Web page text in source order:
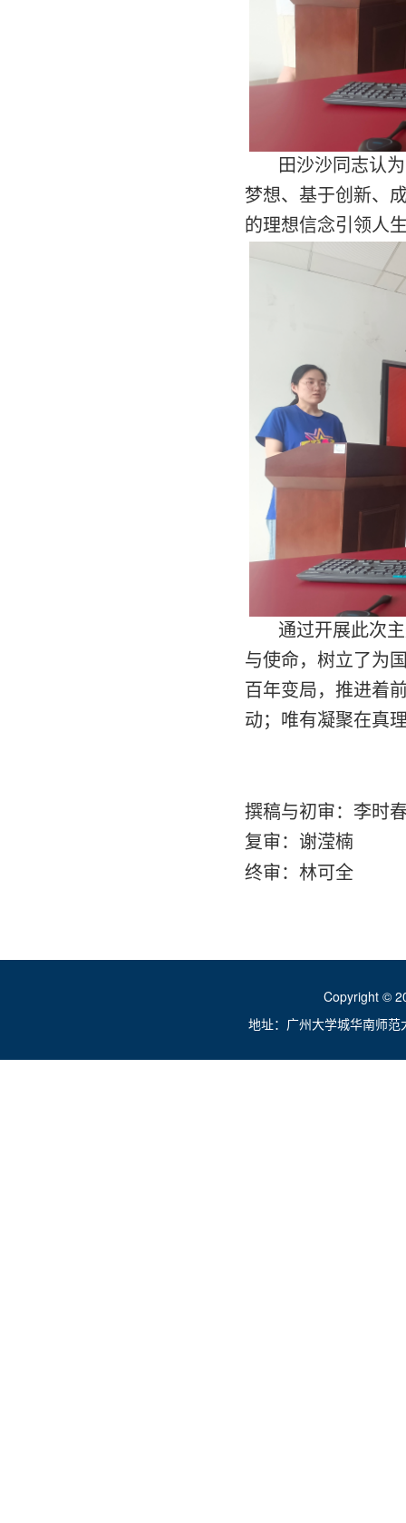
田沙沙同志认
梦想、基于创新、
的理想信念引领人
通过开展此次
与使命，树立了为
百年变局，推进着
动；唯有凝聚在真
撰稿与初审：李时
复审：谢滢楠
终审：林可全
Copyright ©
地址：广州大学城华南